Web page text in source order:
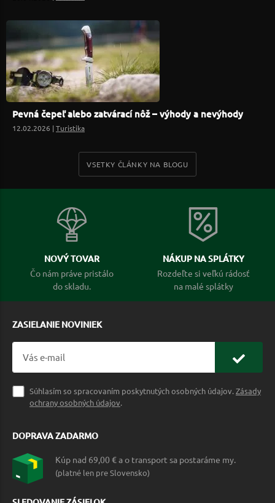
Pevná čepeľ alebo zatvárací nôž – výhody a nevýhody
12.02.2026 |Turistika
VSETKY ČLÁNKY NA BLOGU
NOVÝ TOVAR
Čo nám práve pristálo
do skladu.
NÁKUP NA SPLÁTKY
Rozdeľte si veľkú rádosť
na malé splátky
ZASIELANIE NOVINIEK
Súhlasím so spracovaním poskytnutých osobných údajov.Zásady
ochrany osobných údajov.
DOPRAVA ZADARMO
Kúp nad 69,00 € a o transport sa postaráme my.
(platné len pre Slovensko)